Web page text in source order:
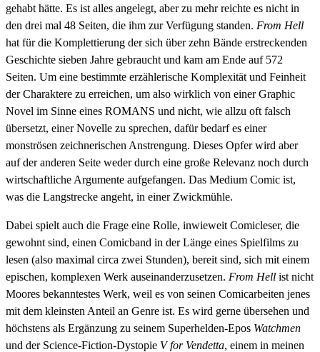
gehabt hätte. Es ist alles angelegt, aber zu mehr reichte es nicht in
den drei mal 48 Seiten, die ihm zur Verfügung standen. From Hell
hat für die Komplettierung der sich über zehn Bände erstreckenden
Geschichte sieben Jahre gebraucht und kam am Ende auf 572
Seiten. Um eine bestimmte erzählerische Komplexität und Feinheit
der Charaktere zu erreichen, um also wirklich von einer Graphic
Novel im Sinne eines ROMANS und nicht, wie allzu oft falsch
übersetzt, einer Novelle zu sprechen, dafür bedarf es einer
monströsen zeichnerischen Anstrengung. Dieses Opfer wird aber
auf der anderen Seite weder durch eine große Relevanz noch durch
wirtschaftliche Argumente aufgefangen. Das Medium Comic ist,
was die Langstrecke angeht, in einer Zwickmühle.
Dabei spielt auch die Frage eine Rolle, inwieweit Comicleser, die
gewohnt sind, einen Comicband in der Länge eines Spielfilms zu
lesen (also maximal circa zwei Stunden), bereit sind, sich mit einem
epischen, komplexen Werk auseinanderzusetzen. From Hell ist nicht
Moores bekanntestes Werk, weil es von seinen Comicarbeiten jenes
mit dem kleinsten Anteil an Genre ist. Es wird gerne übersehen und
höchstens als Ergänzung zu seinem Superhelden-Epos Watchmen
und der Science-Fiction-Dystopie V for Vendetta, einem in meinen